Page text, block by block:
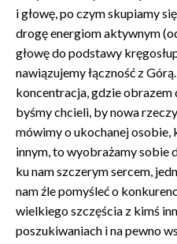
i głowę, po czym skupiamy
drogę energiom aktywnym
głowę do podstawy
nawiązujemy łączność z
koncentracja, gdzie obrazem
byśmy chcieli, by nowa
mówimy o ukochanej
innym, to wyobrażamy sobie
ku nam szczerym sercem,
nam źle pomyśleć o
wielkiego szczęścia z kimś
poszukiwaniach i na pewno